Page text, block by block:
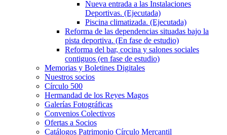
Nueva entrada a las Instalaciones
Deportivas. (Ejecutada)
Piscina climatizada. (Ejecutada)
Reforma de las dependencias situadas bajo la
pista deportiva. (En fase de estudio)
Reforma del bar, cocina y salones sociales
contiguos (en fase de estudio)
Memorias y Boletines Digitales
Nuestros socios
Círculo 500
Hermandad de los Reyes Magos
Galerías Fotográficas
Convenios Colectivos
Ofertas a Socios
Catálogos Patrimonio Círculo Mercantil